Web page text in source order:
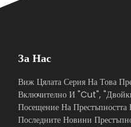
За Нас
Виж Цялата Серия На Това
Включително И "Cut",
Посещение На Престъпността
Последните Новини